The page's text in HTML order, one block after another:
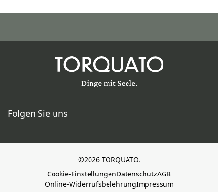
Folgen Sie uns
©2026 TORQUATO.
Cookie-EinstellungenDatenschutzAGB
Online-WiderrufsbelehrungImpressum